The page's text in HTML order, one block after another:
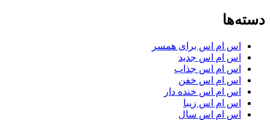
دسته‌ها
اس ام اس برای همسر
اس ام اس جدید
اس ام اس جذاب
اس ام اس خفن
اس ام اس خنده دار
اس ام اس زیبا
اس ام اس سال